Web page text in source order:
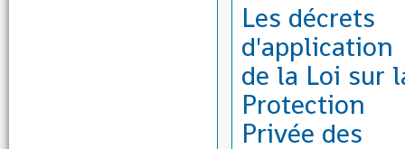
Les décrets
d'application
de la Loi sur
Protection
Privée des